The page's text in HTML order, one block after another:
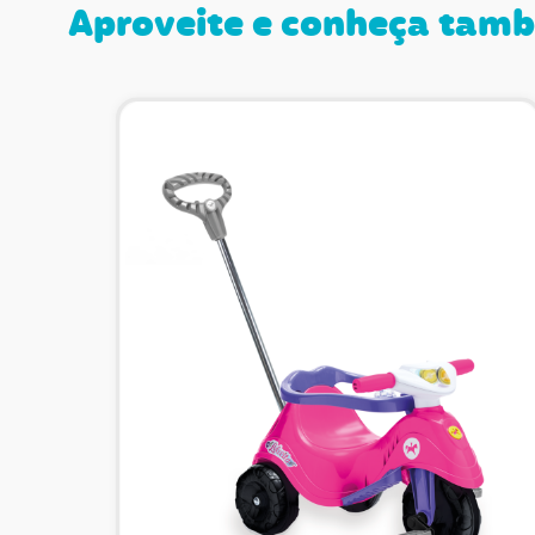
Aproveite e conheça